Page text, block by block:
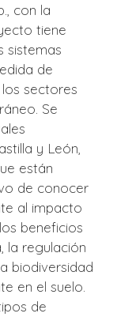
con la
tiene
sistemas
de
sectores
Se
y León,
están
de conocer
al impacto
beneficios
la regulación
biodiversidad
en el suelo.
de